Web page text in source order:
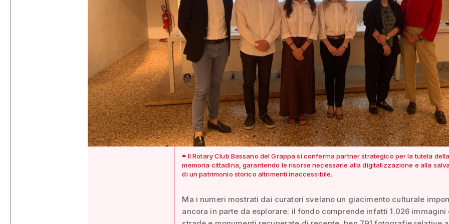
Il Rotary Club Bassano del Grappa si conferma partner strategico per la tutela
memoria cittadina, garantendo le risorse necessarie alla digitalizzazione e alla
di un patrimonio storico altrimenti inaccessibile.
Ma i numeri mostrati dai curatori svelano un giacimento culturale
ancora in parte da esplorare: il fondo comprende infatti 1.026 immagini